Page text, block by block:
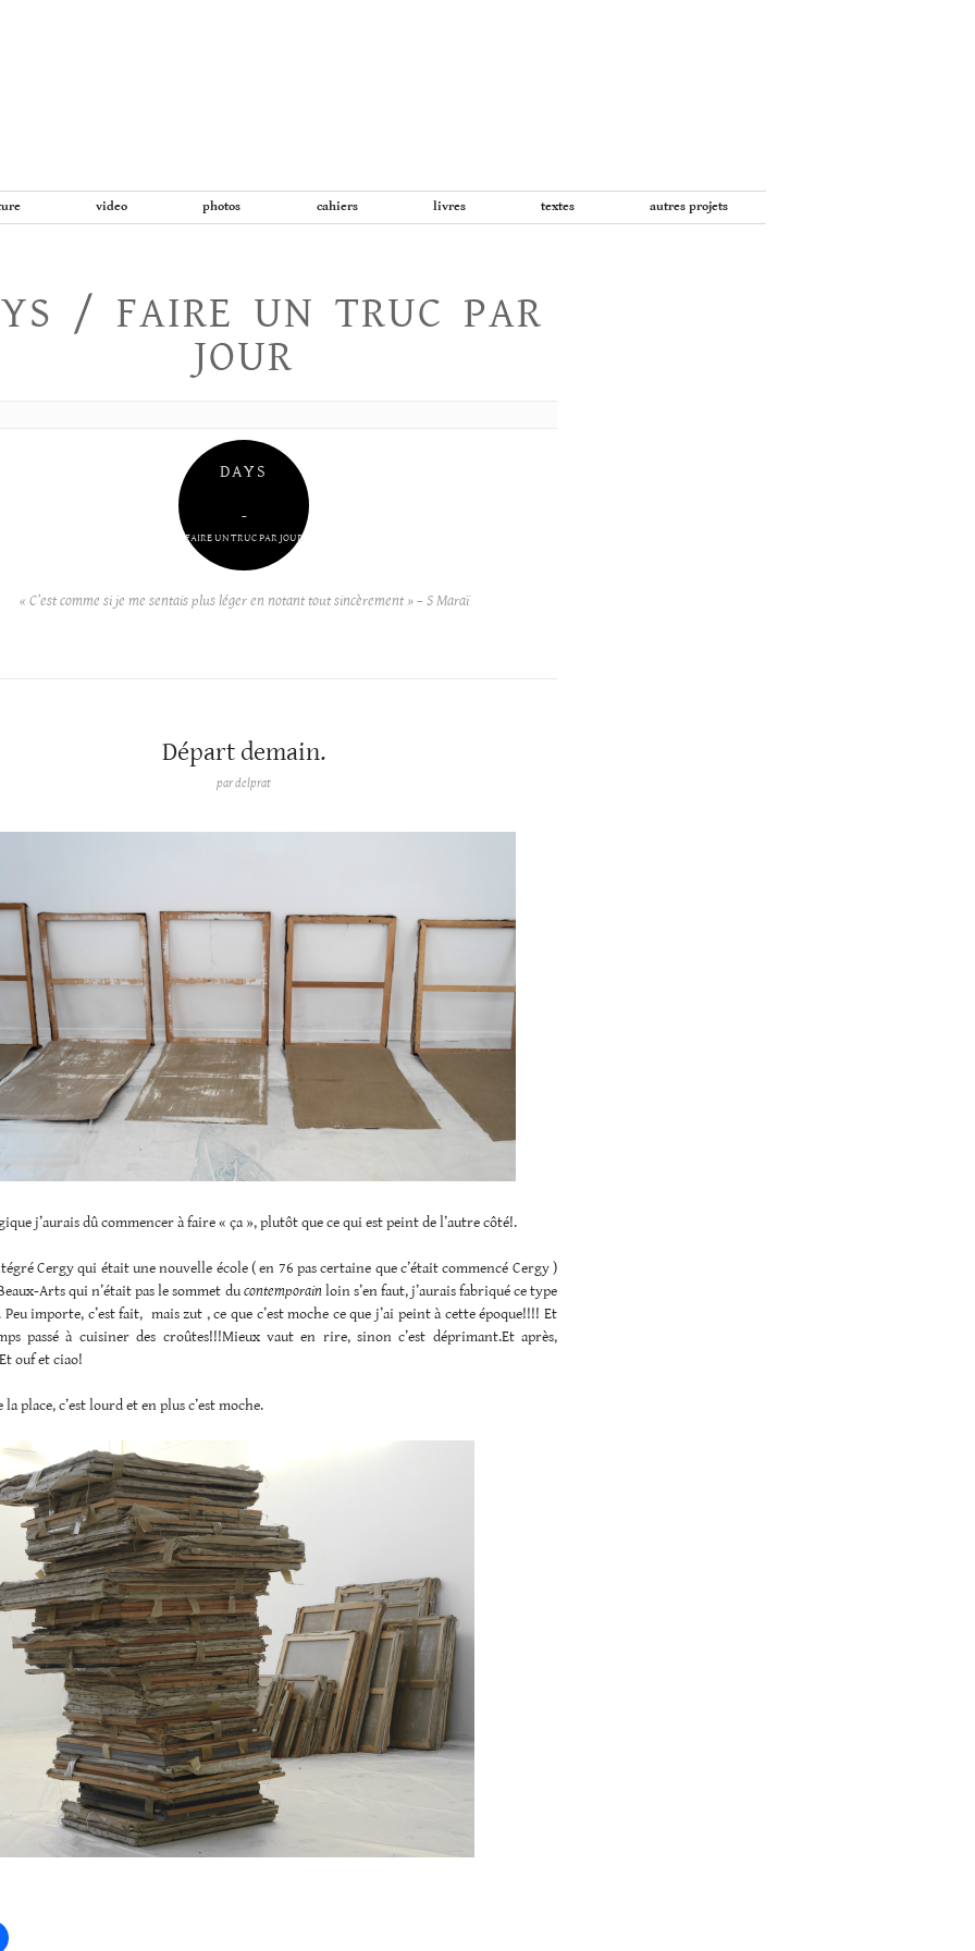
video photos cahiers livres textes autres projets
/ FAIRE UN TRUC PAR
JOUR
DAYS
–
FAIRE UN TRUC PAR JOUR
« C’est comme si je me sentais plus léger en notant tout sincèrement » – S Maraï
Départ demain.
pardelprat
j’aurais dû commencer à faire « ça », plutôt que ce qui est peint de l’autre côté!.
Cergy qui était une nouvelle école ( en 76 pas certaine que c’était commencé Cergy )
Arts qui n’était pas le sommet ducontemporainloin s’en faut, j’aurais fabriqué ce type
Peu importe, c’est fait, mais zut , ce que c’est moche ce que j’ai peint à cette époque!!!! Et
passé à cuisiner des croûtes!!!Mieux vaut en rire, sinon c’est déprimant.Et après,
ouf et ciao!
la place, c’est lourd et en plus c’est moche.